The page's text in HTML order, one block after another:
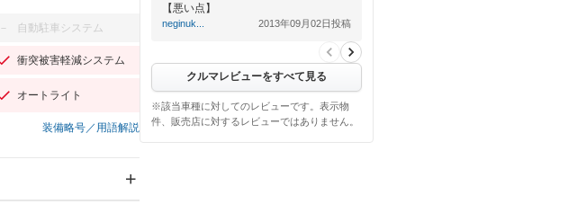
－ 自動駐車システム
衝突被害軽減システム
オートライト
装備略号／用語解説
【悪い点】
ちょっと気になるのが燃費が悪…
neginuk... 2013年09月02日投稿
クルマレビューをすべて見る
※該当車種に対してのレビューです。表示物
件、販売店に対するレビューではありません。